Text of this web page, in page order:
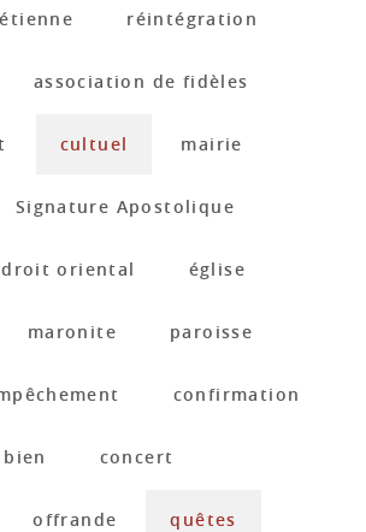
réintégration
association de fidèles
cultuel mairie
Signature Apostolique
droit oriental église
maronite paroisse
confirmation
bien concert
offrande quêtes